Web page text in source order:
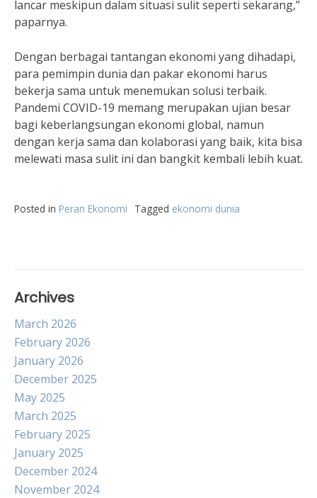
lancar meskipun dalam situasi sulit seperti sekarang,”
paparnya.
Dengan berbagai tantangan ekonomi yang dihadapi,
para pemimpin dunia dan pakar ekonomi harus
bekerja sama untuk menemukan solusi terbaik.
Pandemi COVID-19 memang merupakan ujian besar
bagi keberlangsungan ekonomi global, namun
dengan kerja sama dan kolaborasi yang baik, kita bisa
melewati masa sulit ini dan bangkit kembali lebih kuat.
Posted in Peran Ekonomi Tagged ekonomi dunia
Archives
March 2026
February 2026
January 2026
December 2025
May 2025
March 2025
February 2025
January 2025
December 2024
November 2024